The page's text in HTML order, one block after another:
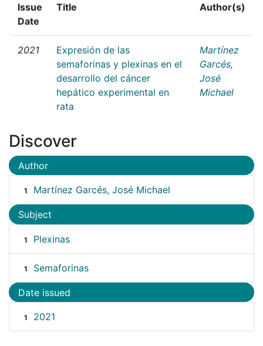
Issue
Date
Title Author(s)
2021
Expresión de las
semaforinas y plexinas en el
desarrollo del cáncer
hepático experimental en
rata
Martínez
Garcés,
José
Michael
Discover
Author
1 Martínez Garcés, José Michael
Subject
1 Plexinas
1 Semaforinas
Date issued
1 2021